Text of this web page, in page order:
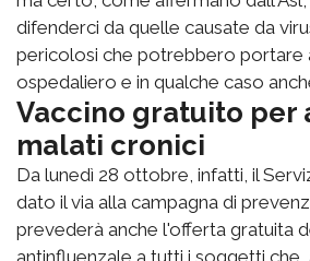
difenderci da quelle causate da
pericolosi che potrebbero portare
ospedaliero e in qualche caso
Vaccino gratuito per
malati cronici
Da lunedì 28 ottobre, infatti, il
dato il via alla campagna di
prevederà anche l'offerta gratuita
antinfluenzale a tutti i soggetti che,